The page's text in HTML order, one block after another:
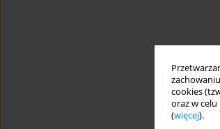
cookies
oraz w
(więcej).